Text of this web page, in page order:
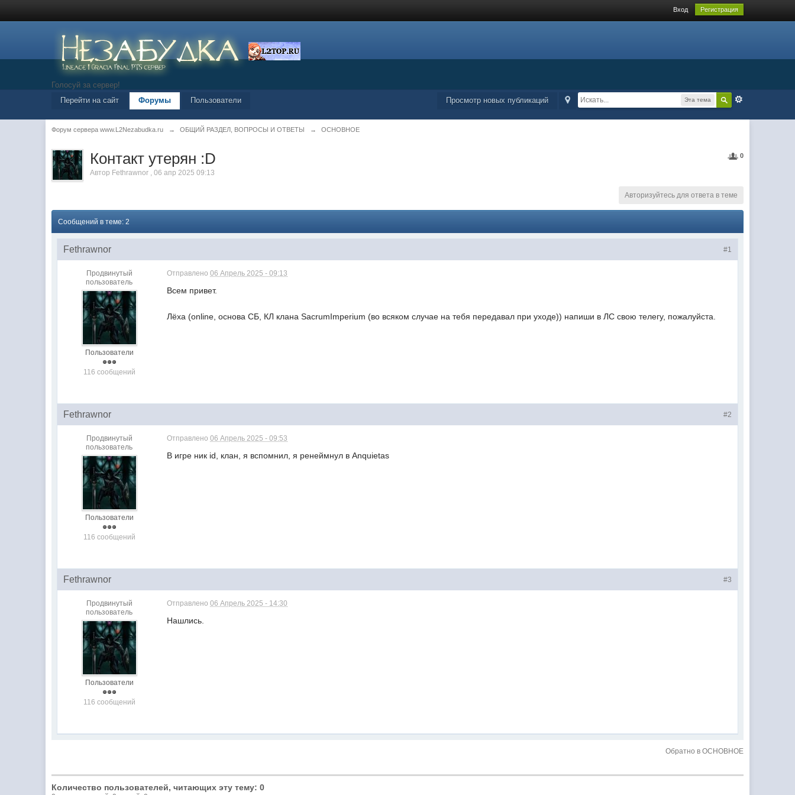
Вход Регистрация
Голосуй за сервер!
Эта тема
Просмотр новых публикаций
Перейти на сайт Форумы Пользователи
Форум сервера www.L2Nezabudka.ru → ОБЩИЙ РАЗДЕЛ, ВОПРОСЫ И ОТВЕТЫ → ОСНОВНОЕ
0
Контакт утерян :D
Автор Fethrawnor ,06 апр 2025 09:13
Авторизуйтесь для ответа в теме
Сообщений в теме: 2
#1
Fethrawnor
Продвинутый
пользователь
Пользователи
116 сообщений
Отправлено06 Апрель 2025 - 09:13
Всем привет.
Лёха (online, основа СБ, КЛ клана SacrumImperium (во всяком случае на тебя передавал при уходе)) напиши в ЛС свою телегу, пожалуйста.
#2
Fethrawnor
Продвинутый
пользователь
Пользователи
116 сообщений
Отправлено06 Апрель 2025 - 09:53
В игре ник id, клан, я вспомнил, я ренеймнул в Anquietas
#3
Fethrawnor
Продвинутый
пользователь
Пользователи
116 сообщений
Отправлено06 Апрель 2025 - 14:30
Нашлись.
Обратно в ОСНОВНОЕ
Количество пользователей, читающих эту тему: 0